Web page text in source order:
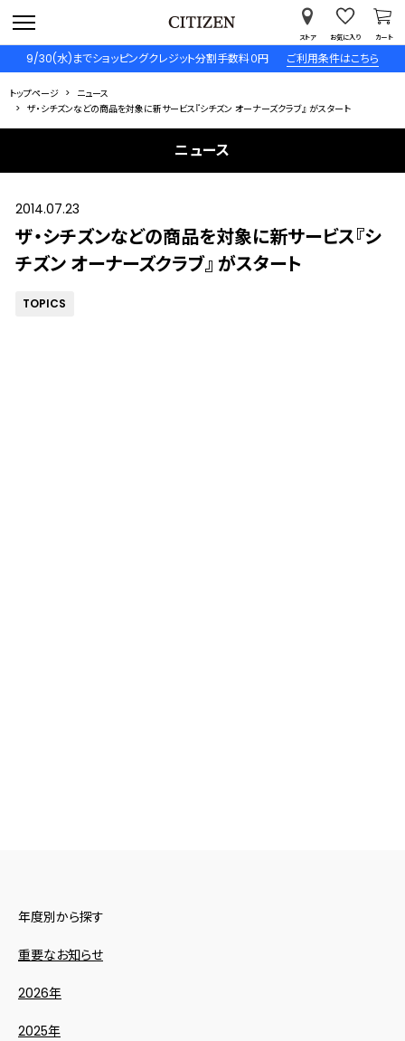
9/30(水)までショッピングクレジット分割手数料０円 ご利用条件はこちら
ストア お気に入り カート
トップページ
ニュース
ザ・シチズンなどの商品を対象に新サービス『シチズン オーナーズクラブ』 がスタート
ニュース
2014.07.23
ザ・シチズンなどの商品を対象に新サービス『シ
チズン オーナーズクラブ』 がスタート
TOPICS
年度別から探す
重要なお知らせ
2026年
2025年